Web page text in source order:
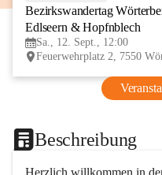
Bezirkswandertag
Edlseern & Hopfnblech
Sa., 12. Sept., 12:00
Feuerwehrplatz 2, 7550
Beschreibung
Herzlich willkommen in